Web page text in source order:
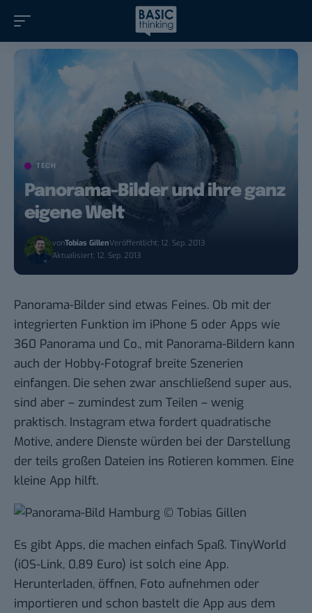
TECH
Panorama-Bilder und ihre ganz
eigene Welt
vonTobias GillenVeröffentlicht: 12. Sep. 2013
Aktualisiert: 12. Sep. 2013
Panorama-Bilder sind etwas Feines. Ob mit der
integrierten Funktion im iPhone 5 oder Apps wie
360 Panorama und Co., mit Panorama-Bildern kann
auch der Hobby-Fotograf breite Szenerien
einfangen. Die sehen zwar anschließend super aus,
sind aber – zumindest zum Teilen – wenig
praktisch. Instagram etwa fordert quadratische
Motive, andere Dienste würden bei der Darstellung
der teils großen Dateien ins Rotieren kommen. Eine
kleine App hilft.
Es gibt Apps, die machen einfach Spaß. TinyWorld
(iOS-Link, 0,89 Euro) ist solch eine App.
Herunterladen, öffnen, Foto aufnehmen oder
importieren und schon bastelt die App aus dem